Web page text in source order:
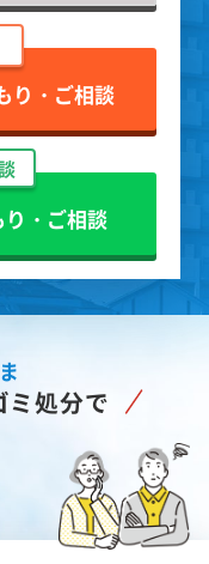
り・ご相談
・ご相談
ミ処分で